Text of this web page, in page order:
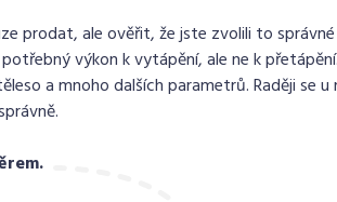
prodat, ale ověřit, že jste zvolili to
výkon k vytápění, ale ne k
a mnoho dalších parametrů. Raději se